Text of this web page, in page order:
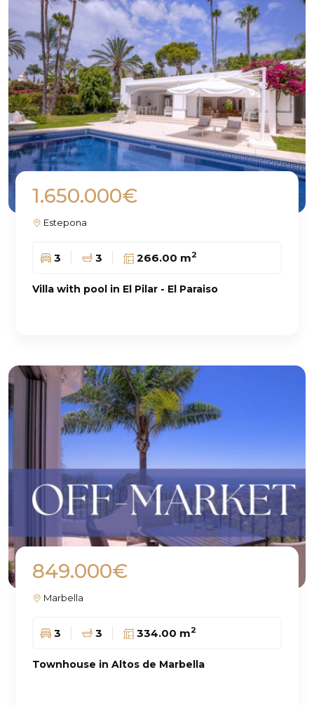
1.650.000€
Estepona
3 3 266.00 m2
Villa with pool in El Pilar - El Paraiso
849.000€
Marbella
3 3 334.00 m2
Townhouse in Altos de Marbella